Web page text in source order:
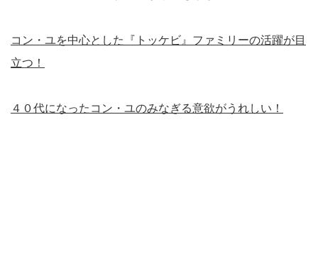
コン・ユを中心とした『トッケビ』ファミリーの活躍が目
立つ！
４０代になったコン・ユのみなぎる意欲がうれしい！